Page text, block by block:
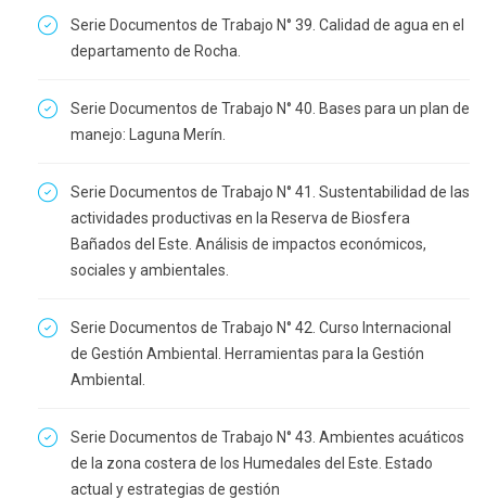
Serie Documentos de Trabajo N° 39. Calidad de agua en el
departamento de Rocha.
Serie Documentos de Trabajo N° 40. Bases para un plan de
manejo: Laguna Merín.
Serie Documentos de Trabajo N° 41. Sustentabilidad de las
actividades productivas en la Reserva de Biosfera
Bañados del Este. Análisis de impactos económicos,
sociales y ambientales.
Serie Documentos de Trabajo N° 42. Curso Internacional
de Gestión Ambiental. Herramientas para la Gestión
Ambiental.
Serie Documentos de Trabajo N° 43. Ambientes acuáticos
de la zona costera de los Humedales del Este. Estado
actual y estrategias de gestión